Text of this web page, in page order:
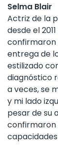
Selma Blair
Actriz de la
desde el
confirmaron
entrega de
estilizado
diagnóstico
a veces, se
y mi lado
pesar de su
confirmaron